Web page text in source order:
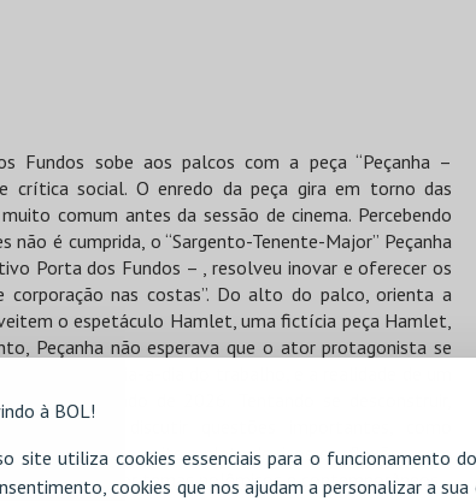
à BOL!
site utiliza cookies essenciais para o funcionamento
cookies que nos ajudam a personalizar a sua
Fundos sobe aos palcos com a peça “Peçanha –
crítica social. O enredo da peça gira em torno das
comum antes da sessão de cinema. Percebendo
é cumprida, o “Sargento-Tenente-Major” Peçanha
Porta dos Fundos – , resolveu inovar e oferecer os
corporação nas costas”. Do alto do palco, orienta a
o espetáculo Hamlet, uma fictícia peça Hamlet,
Peçanha não esperava que o ator protagonista se
falando do dia-a-dia do trabalho, e a realidade de um
ao mundo de 2026. Tentando se desconstruir,
para discutir questões importantes, como
esperar uma noite repleta de risos e reflexões, com
passeando por temas polêmicos e contemporâneos.